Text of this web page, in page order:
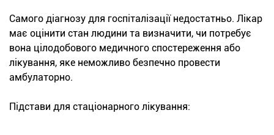
Самого діагнозу для госпіталізації недостатньо. Лікар
має оцінити стан людини та визначити, чи потребує
вона цілодобового медичного спостереження або
лікування, яке неможливо безпечно провести
амбулаторно.
Підстави для стаціонарного лікування: